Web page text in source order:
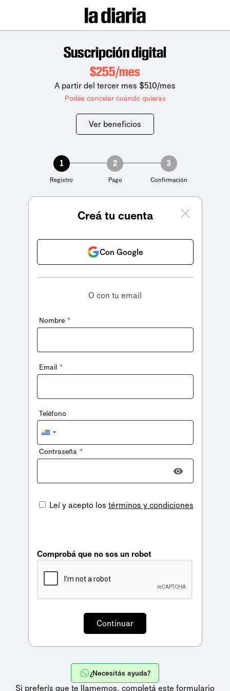
Suscripción digital
$255/mes
A partir del tercer mes $510/mes
Podés cancelar cuando quieras
Ver beneficios
1
Registro
2
Pago
3
Confirmación
Creá tu cuenta
Con Google
O con tu email
Nombre *
Email *
Teléfono
Uruguay
+598
Contraseña *
Leí y acepto los términos y condiciones
Comprobá que no sos un robot
¿Necesitás ayuda?
Si preferís que te llamemos, completá este formulario